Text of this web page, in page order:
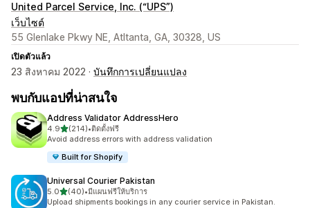
United Parcel Service, Inc. (“UPS”)
เว็บไซต์
55 Glenlake Pkwy NE, Atltanta, GA, 30328, US
เปิดตัวแล้ว
23 สิงหาคม 2022 · บันทึกการเปลี่ยนแปลง
พบกับแอปที่น่าสนใจ
Address Validator AddressHero
4.9เต็ม 5 ดาว
(214)
ทั้งหมด 214 รีวิว
•ติดตั้งฟรี
Avoid address errors with address validation
Built for Shopify
Universal Courier Pakistan
5.0เต็ม 5 ดาว
(40)
ทั้งหมด 40 รีวิว
•มีแผนฟรีให้บริการ
Upload shipments bookings in any courier service in Pakistan.